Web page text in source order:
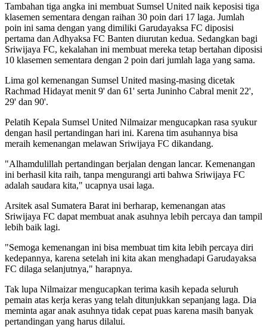
Tambahan tiga angka ini membuat Sumsel United naik keposisi tiga
klasemen sementara dengan raihan 30 poin dari 17 laga. Jumlah
poin ini sama dengan yang dimiliki Garudayaksa FC diposisi
pertama dan Adhyaksa FC Banten diurutan kedua. Sedangkan bagi
Sriwijaya FC, kekalahan ini membuat mereka tetap bertahan diposisi
10 klasemen sementara dengan 2 poin dari jumlah laga yang sama.
Lima gol kemenangan Sumsel United masing-masing dicetak
Rachmad Hidayat menit 9' dan 61' serta Juninho Cabral menit 22',
29' dan 90'.
Pelatih Kepala Sumsel United Nilmaizar mengucapkan rasa syukur
dengan hasil pertandingan hari ini. Karena tim asuhannya bisa
meraih kemenangan melawan Sriwijaya FC dikandang.
"Alhamdulillah pertandingan berjalan dengan lancar. Kemenangan
ini berhasil kita raih, tanpa mengurangi arti bahwa Sriwijaya FC
adalah saudara kita," ucapnya usai laga.
Arsitek asal Sumatera Barat ini berharap, kemenangan atas
Sriwijaya FC dapat membuat anak asuhnya lebih percaya dan tampil
lebih baik lagi.
"Semoga kemenangan ini bisa membuat tim kita lebih percaya diri
kedepannya, karena setelah ini kita akan menghadapi Garudayaksa
FC dilaga selanjutnya," harapnya.
Tak lupa Nilmaizar mengucapkan terima kasih kepada seluruh
pemain atas kerja keras yang telah ditunjukkan sepanjang laga. Dia
meminta agar anak asuhnya tidak cepat puas karena masih banyak
pertandingan yang harus dilalui.